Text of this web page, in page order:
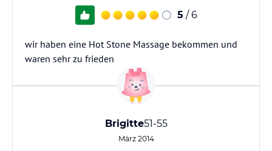
5 / 6
wir haben eine Hot Stone Massage bekommen und
waren sehr zu frieden
Brigitte51-55
März 2014